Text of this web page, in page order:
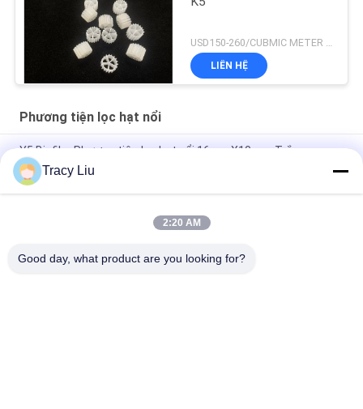
LIÊN HỆ
Phương tiện lọc hạt nổi
Y5 Biofilm Phương tiện lọc hạt nổi 16mmX10mm Trắng
Phương tiện lọc sinh học di chuyển màu trắng 0,96g / Cm3 cho
hệ thống Ras
Nuôi cấy màng sinh học PE05 Phương tiện lọc hạt nổi 900m2 /
Tracy Liu
2:20 AM
Good day, what product are you looking for?